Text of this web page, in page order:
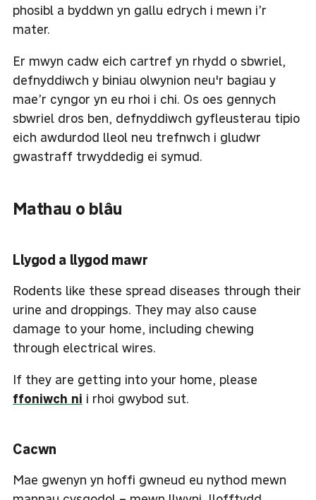
phosibl a byddwn yn gallu edrych i mewn i’r
mater.
Er mwyn cadw eich cartref yn rhydd o sbwriel,
defnyddiwch y biniau olwynion neu'r bagiau y
mae’r cyngor yn eu rhoi i chi. Os oes gennych
sbwriel dros ben, defnyddiwch gyfleusterau tipio
eich awdurdod lleol neu trefnwch i gludwr
gwastraff trwyddedig ei symud.
Mathau o blâu
Llygod a llygod mawr
Rodents like these spread diseases through their
urine and droppings. They may also cause
damage to your home, including chewing
through electrical wires.
If they are getting into your home, please
ffoniwch ni i rhoi gwybod sut.
Cacwn
Mae gwenyn yn hoffi gwneud eu nythod mewn